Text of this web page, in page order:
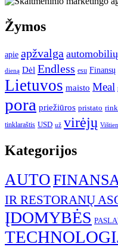
Žymos
apie apžvalga automobilių
dieną Dėl Endless esu Finansų
Lietuvos maisto Meal
pora priežiūros pristato
tinklaraštis USD už virėjų
Kategorijos
AUTO
IR RESTORANŲ
ĮDOMYBĖS